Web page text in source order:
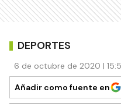
DEPORTES
6 de octubre de 2020 |
Añadir como fuente en